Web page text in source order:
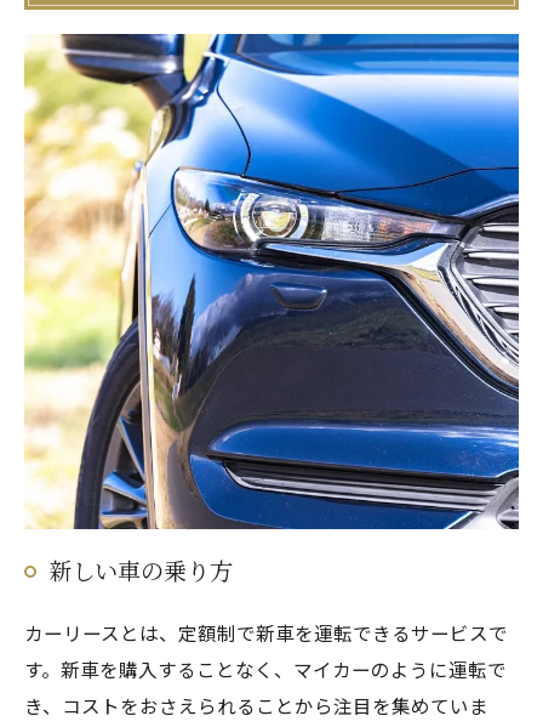
新しい車の乗り方
カーリースとは、定額制で新車を運転できるサービスで
す。新車を購入することなく、マイカーのように運転で
き、コストをおさえられることから注目を集めていま